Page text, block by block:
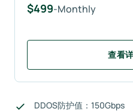
$499-Monthly
查看
DDOS防护值：150Gbps